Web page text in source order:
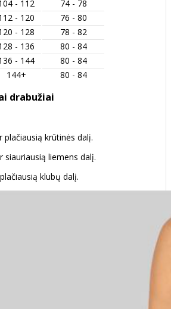
- 112
74 - 78
- 120
76 - 80
- 128
78 - 82
- 136
80 - 84
- 144
80 - 84
144+ 80 - 84
drabužiai
plačiausią krūtinės dalį.
siauriausią liemens dalį.
klubų dalį.